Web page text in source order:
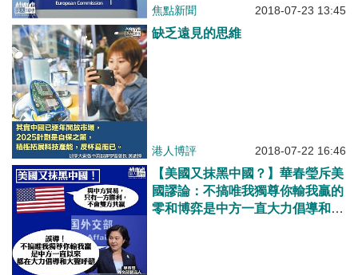
焦點新聞 2018-07-23 13:45
缺乏遠見的思維
港人博評 2018-07-22 16:46
【美國又抹黑中國？】華春瑩斥美
國謬論：不搞唯我獨尊你輸我贏的
零和博弈是中方一直大力倡導和大